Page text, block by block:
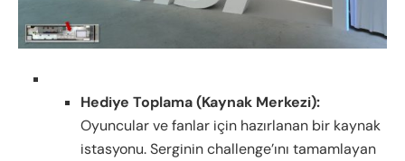
Hediye Toplama (Kaynak Merkezi):
Oyuncular ve fanlar için hazırlanan bir kaynak
istasyonu. Serginin challenge’ını tamamlayan